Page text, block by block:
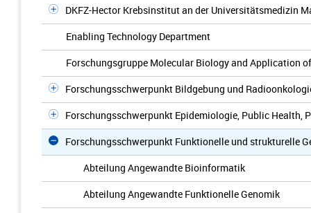
DKFZ-Hector Krebsinstitut an der Universitätsmedizin
Enabling Technology Department
Forschungsgruppe Molecular Biology and Application
Forschungsschwerpunkt Bildgebung und
Forschungsschwerpunkt Epidemiologie, Public Health,
Forschungsschwerpunkt Funktionelle und strukturelle
Abteilung Angewandte Bioinformatik
Abteilung Angewandte Funktionelle Genomik